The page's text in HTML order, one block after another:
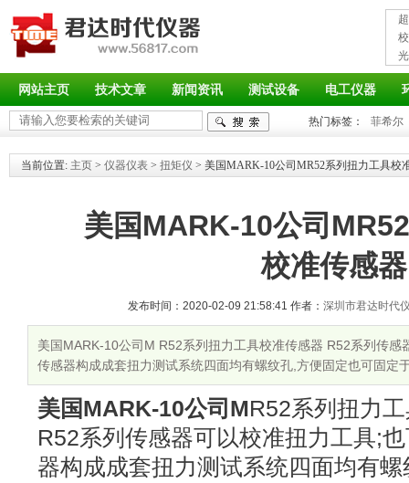
网站主页 技术文章 新闻资讯 测试设备 电工仪器
热门标签： 菲希尔
当前位置: 主页 > 仪器仪表 > 扭矩仪 > 美国MARK-10公司MR52系列扭力工具校
美国MARK-10公司
校准传感器
发布时间：2020-02-09 21:58:41 作者： 深圳市君达时代
美国MARK-10公司M R52系列扭力工具校准传感器 R52系列传
传感器构成成套扭力测试系统四面均有螺纹孔,方便固定也可固定
美国MARK-10公司MR52系列扭力
R52系列传感器可以校准扭力工具;
器构成成套扭力测试系统四面均有